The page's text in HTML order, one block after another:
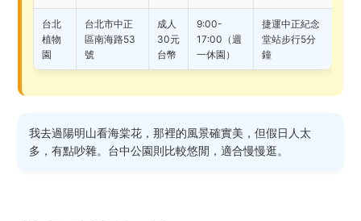
台北
植物
園
台北市中正
區南海路53
號
成人
30元
台幣
9:00-
17:00（週
一休園）
捷運中正紀念
堂站步行5分
鐘
我去過陽明山看海棠花，那裡的風景確實美，但假日人太
多，有點吵雜。台中公園則比較悠閒，適合慢慢逛。